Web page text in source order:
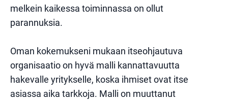
melkein kaikessa toiminnassa on ollut
parannuksia.
Oman kokemukseni mukaan itseohjautuva
organisaatio on hyvä malli kannattavuutta
hakevalle yritykselle, koska ihmiset ovat itse
asiassa aika tarkkoja. Malli on muuttanut